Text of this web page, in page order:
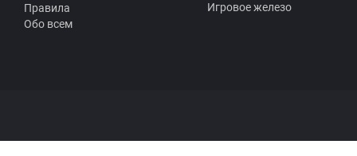
Правила
Обо всем
Игровое железо